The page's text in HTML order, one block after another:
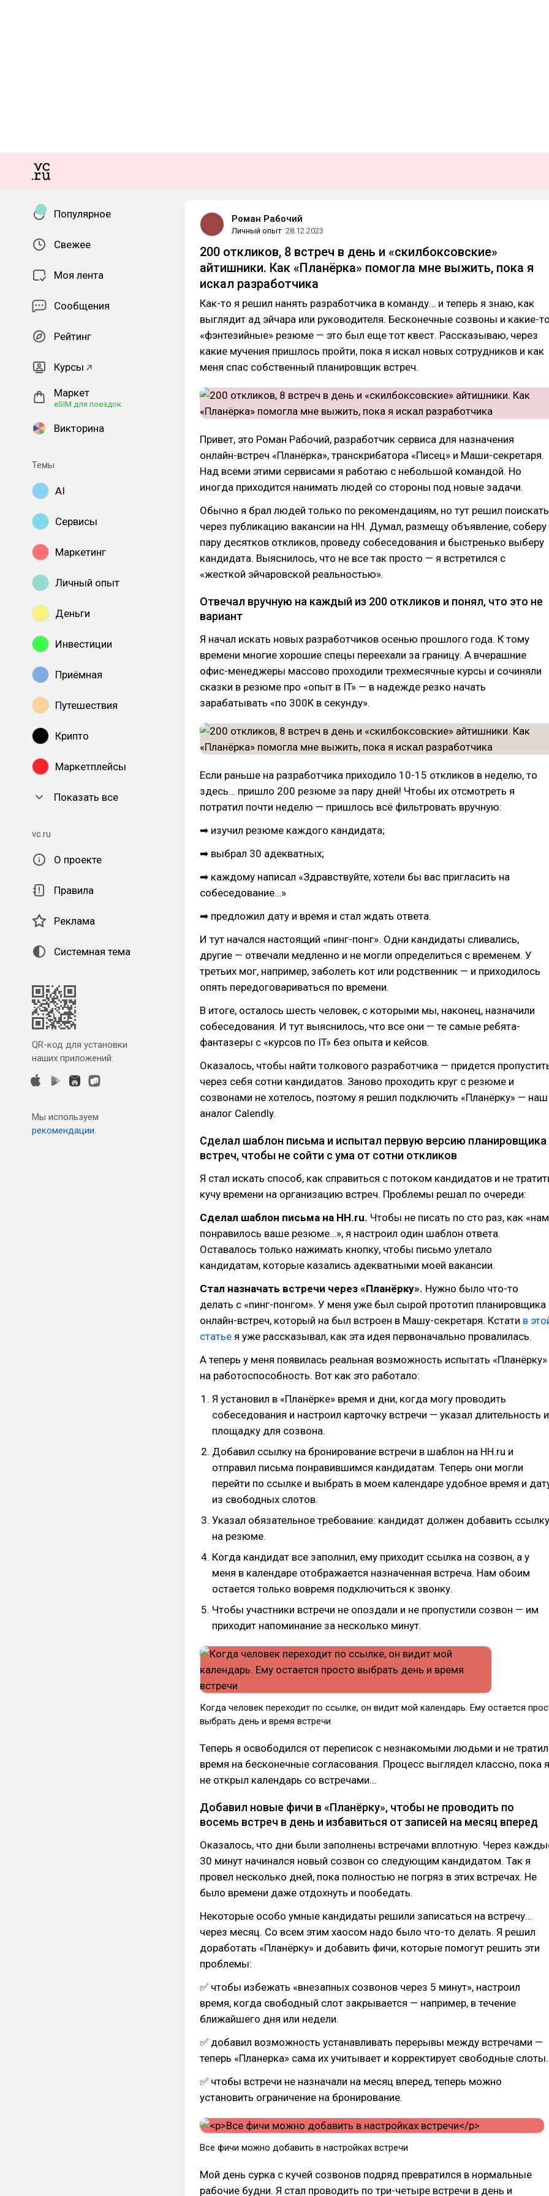
Популярное
Свежее
Моя лента
Сообщения
Рейтинг
Курсы
Маркет
eSIM для поездок
Викторина
Темы
AI
Сервисы
Маркетинг
Личный опыт
Деньги
Инвестиции
Приёмная
Путешествия
Крипто
Маркетплейсы
Показать все
vc.ru
О проекте
Правила
Реклама
Системная тема
QR-код для установки
наших приложений.
Мы используем
рекомендации.
Роман Рабочий
Личный опыт 28.12.2023
200 откликов, 8 встреч в день и «скилбоксовские»
айтишники. Как «Планёрка» помогла мне выжить, пока я
искал разработчика
Как-то я решил нанять разработчика в команду… и теперь я знаю, как
выглядит ад эйчара или руководителя. Бесконечные созвоны и какие-
«фэнтезийные» резюме — это был еще тот квест. Рассказываю, через
какие мучения пришлось пройти, пока я искал новых сотрудников и как
меня спас собственный планировщик встреч.
Привет, это Роман Рабочий, разработчик сервиса для назначения
онлайн-встреч «Планёрка», транскрибатора «Писец» и Маши-секретаря.
Над всеми этими сервисами я работаю с небольшой командой. Но
иногда приходится нанимать людей со стороны под новые задачи.
Обычно я брал людей только по рекомендациям, но тут решил поискать
через публикацию вакансии на HH. Думал, размещу объявление, соберу
пару десятков откликов, проведу собеседования и быстренько выберу
кандидата. Выяснилось, что не все так просто — я встретился с
«жесткой эйчаровской реальностью».
Отвечал вручную на каждый из 200 откликов и понял, что это не
вариант
Я начал искать новых разработчиков осенью прошлого года. К тому
времени многие хорошие спецы переехали за границу. А вчерашние
офис-менеджеры массово проходили трехмесячные курсы и сочиняли
сказки в резюме про «опыт в IT» — в надежде резко начать
зарабатывать «по 300K в секунду».
Если раньше на разработчика приходило 10-15 откликов в неделю, то
здесь… пришло 200 резюме за пару дней! Чтобы их отсмотреть я
потратил почти неделю — пришлось всё фильтровать вручную:
➡ изучил резюме каждого кандидата;
➡ выбрал 30 адекватных;
➡ каждому написал «Здравствуйте, хотели бы вас пригласить на
собеседование…»
➡ предложил дату и время и стал ждать ответа.
И тут начался настоящий «пинг-понг». Одни кандидаты сливались,
другие — отвечали медленно и не могли определиться с временем. У
третьих мог, например, заболеть кот или родственник — и приходилось
опять передоговариваться по времени.
В итоге, осталось шесть человек, с которыми мы, наконец, назначили
собеседования. И тут выяснилось, что все они — те самые ребята-
фантазеры с «курсов по IT» без опыта и кейсов.
Оказалось, чтобы найти толкового разработчика — придется
через себя сотни кандидатов. Заново проходить круг с резюме и
созвонами не хотелось, поэтому я решил подключить «Планёрку» — наш
аналог Calendly.
Сделал шаблон письма и испытал первую версию планировщика
встреч, чтобы не сойти с ума от сотни откликов
Я стал искать способ, как справиться с потоком кандидатов и не
кучу времени на организацию встреч. Проблемы решал по очереди:
Сделал шаблон письма на HH.ru. Чтобы не писать по сто раз, как «нам
понравилось ваше резюме…», я настроил один шаблон ответа.
Оставалось только нажимать кнопку, чтобы письмо улетало
кандидатам, которые казались адекватными моей вакансии.
Стал назначать встречи через «Планёрку». Нужно было что-то
делать с «пинг-понгом». У меня уже был сырой прототип планировщика
онлайн-встреч, который на был встроен в Машу-секретаря. Кстати в
статье я уже рассказывал, как эта идея первоначально провалилась.
А теперь у меня появилась реальная возможность испытать «Планёрку»
на работоспособность. Вот как это работало:
Я установил в «Планёрке» время и дни, когда могу проводить
собеседования и настроил карточку встречи — указал длительность и
площадку для созвона.
Добавил ссылку на бронирование встречи в шаблон на HH.ru и
отправил письма понравившимся кандидатам. Теперь они могли
перейти по ссылке и выбрать в моем календаре удобное время и
из свободных слотов.
Указал обязательное требование: кандидат должен добавить ссылку
на резюме.
Когда кандидат все заполнил, ему приходит ссылка на созвон, а у
меня в календаре отображается назначенная встреча. Нам обоим
остается только вовремя подключиться к звонку.
Чтобы участники встречи не опоздали и не пропустили созвон — им
приходит напоминание за несколько минут.
Когда человек переходит по ссылке, он видит мой календарь. Ему остается
выбрать день и время встречи
Теперь я освободился от переписок с незнакомыми людьми и не тратил
время на бесконечные согласования. Процесс выглядел классно, пока я
не открыл календарь со встречами…
Добавил новые фичи в «Планёрку», чтобы не проводить по
восемь встреч в день и избавиться от записей на месяц вперед
Оказалось, что дни были заполнены встречами вплотную. Через
30 минут начинался новый созвон со следующим кандидатом. Так я
провел несколько дней, пока полностью не погряз в этих встречах. Не
было времени даже отдохнуть и пообедать.
Некоторые особо умные кандидаты решили записаться на встречу…
через месяц. Со всем этим хаосом надо было что-то делать. Я решил
доработать «Планёрку» и добавить фичи, которые помогут решить эти
проблемы:
✅ чтобы избежать «внезапных созвонов через 5 минут», настроил
время, когда свободный слот закрывается — например, в течение
ближайшего дня или недели.
✅ добавил возможность устанавливать перерывы между встречами —
теперь «Планерка» сама их учитывает и корректирует свободные слоты.
✅ чтобы встречи не назначали на месяц вперед, теперь можно
установить ограничение на бронирование.
Все фичи можно добавить в настройках встречи
Мой день сурка с кучей созвонов подряд превратился в нормальные
рабочие будни. Я стал проводить по три-четыре встречи в день и